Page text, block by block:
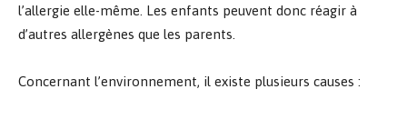
l’allergie elle-même. Les enfants peuvent donc réagir à
d’autres allergènes que les parents.
Concernant l’environnement, il existe plusieurs causes :